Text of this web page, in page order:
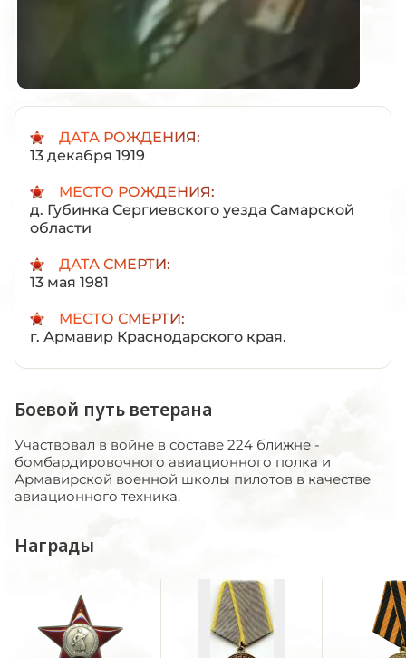
ДАТА РОЖДЕНИЯ:
13 декабря 1919
МЕСТО РОЖДЕНИЯ:
д. Губинка Сергиевского уезда Самарской
области
ДАТА СМЕРТИ:
13 мая 1981
МЕСТО СМЕРТИ:
г. Армавир Краснодарского края.
Боевой путь ветерана
Участвовал в войне в составе 224 ближне -
бомбардировочного авиационного полка и
Армавирской военной школы пилотов в качестве
авиационного техника.
Награды